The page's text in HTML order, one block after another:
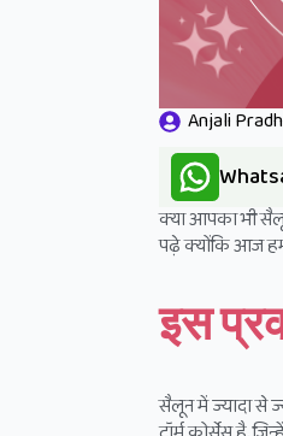
Anjali
क्या आपका भी
पढ़े क्योंकि आज
इस
सैलून में ज्यादा से